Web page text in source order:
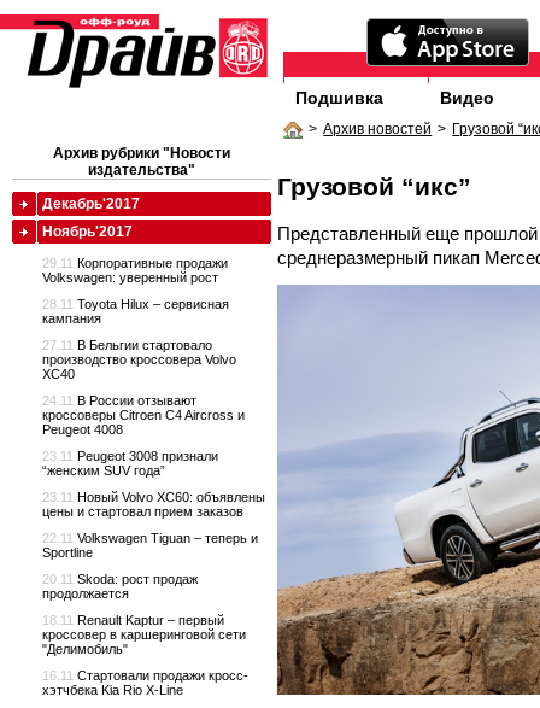
Подшивка Видео
> Архив новостей > Грузовой
Грузовой “икс”
Представленный еще прошлой
среднеразмерный пикап
Архив рубрики "Новости
издательства"
Декабрь'2017
Ноябрь'2017
29.11 Корпоративные продажи
Volkswagen: уверенный рост
28.11 Toyota Hilux – сервисная
кампания
27.11 В Бельгии стартовало
производство кроссовера Volvo
XC40
24.11 В России отзывают
кроссоверы Citroen C4 Aircross и
Peugeot 4008
23.11 Peugeot 3008 признали
“женским SUV года”
23.11 Новый Volvo XC60: объявлены
цены и стартовал прием заказов
22.11 Volkswagen Tiguan – теперь и
Sportline
20.11 Skoda: рост продаж
продолжается
18.11 Renault Kaptur – первый
кроссовер в каршеринговой сети
"Делимобиль"
16.11 Стартовали продажи кросс-
хэтчбека Kia Rio X-Line